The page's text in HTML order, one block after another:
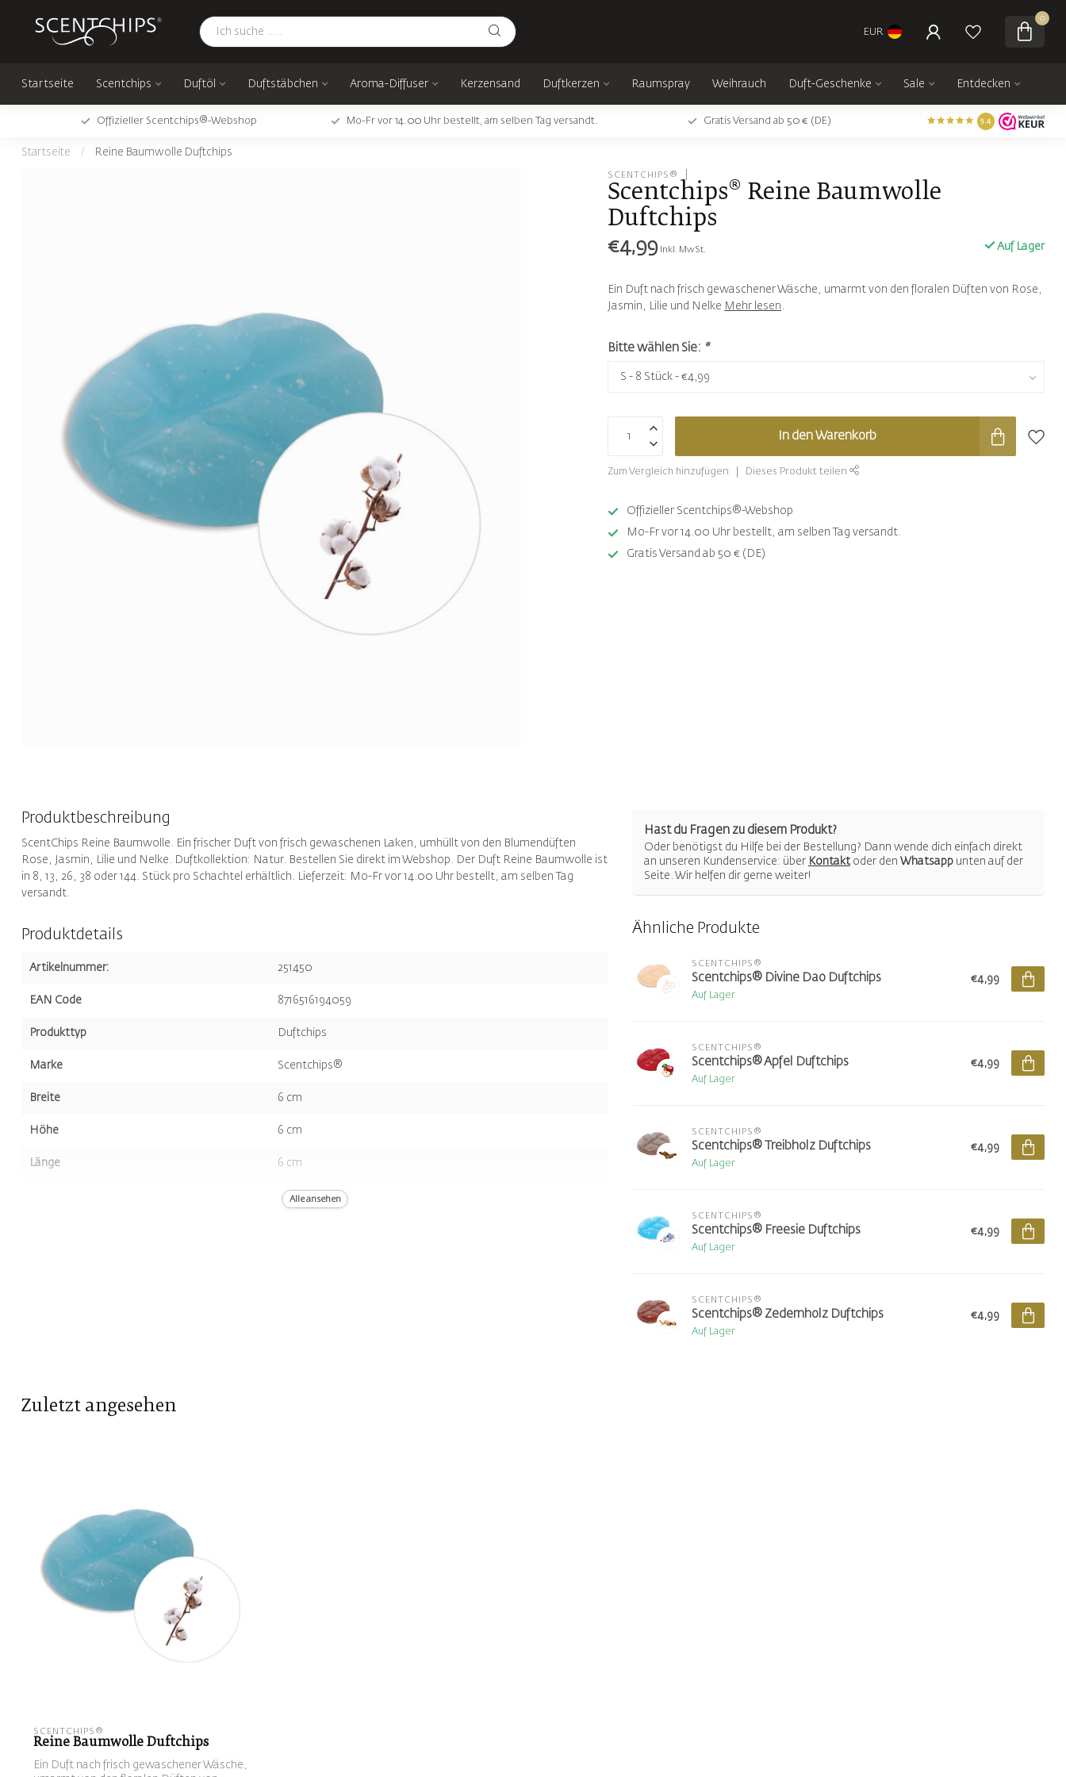
EUR
0
Startseite Scentchips Duftöl Duftstäbchen Aroma-Diffuser Kerzensand Duftkerzen Raumspray Weihrauch Duft-Geschenke Sale Entdecken
Offizieller Scentchips®-Webshop Mo-Fr vor 14.00 Uhr bestellt, am selben Tag versandt. Gratis Versand ab 50 € (DE) 9.4
Startseite / Reine Baumwolle Duftchips
SCENTCHIPS®
Scentchips® Reine Baumwolle
Duftchips
€4,99 Inkl. MwSt. Auf Lager
Ein Duft nach frisch gewaschener Wäsche, umarmt von den floralen Düften von Rose,
Jasmin, Lilie und Nelke Mehr lesen .
Bitte wählen Sie: *
In den Warenkorb
Zum Vergleich hinzufügen Dieses Produkt teilen
Offizieller Scentchips®-Webshop
Mo-Fr vor 14.00 Uhr bestellt, am selben Tag versandt.
Gratis Versand ab 50 € (DE)
Produktbeschreibung
ScentChips Reine Baumwolle. Ein frischer Duft von frisch gewaschenen Laken, umhüllt von den Blumendüften
Rose, Jasmin, Lilie und Nelke. Duftkollektion: Natur. Bestellen Sie direkt im Webshop. Der Duft Reine Baumwolle ist
in 8, 13, 26, 38 oder 144. Stück pro Schachtel erhältlich. Lieferzeit: Mo-Fr vor 14.00 Uhr bestellt, am selben Tag
versandt.
Produktdetails
Artikelnummer: 251450
EAN Code 8716516194059
Produkttyp Duftchips
Marke Scentchips®
Breite 6 cm
Höhe 6 cm
Länge 6 cm
13st.Alle ansehen
Hast du Fragen zu diesem Produkt?
Oder benötigst du Hilfe bei der Bestellung? Dann wende dich einfach direkt
an unseren Kundenservice: über Kontaktoder den Whatsapp unten auf der
Seite. Wir helfen dir gerne weiter!
Ähnliche Produkte
SCENTCHIPS®
Scentchips® Divine Dao Duftchips
Auf Lager
€4,99
SCENTCHIPS®
Scentchips® Apfel Duftchips
Auf Lager
€4,99
SCENTCHIPS®
Scentchips® Treibholz Duftchips
Auf Lager
€4,99
SCENTCHIPS®
Scentchips® Freesie Duftchips
Auf Lager
€4,99
SCENTCHIPS®
Scentchips® Zedernholz Duftchips
Auf Lager
€4,99
Zuletzt angesehen
SCENTCHIPS®
Reine Baumwolle Duftchips
Ein Duft nach frisch gewaschener Wäsche,